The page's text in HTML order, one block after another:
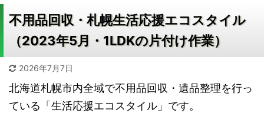
不用品回収・札幌生活応援エコスタイル
（2023年5月・1LDKの片付け作業）
2026年7月7日
北海道札幌市内全域で不用品回収・遺品整理を行っ
ている「生活応援エコスタイル」です。